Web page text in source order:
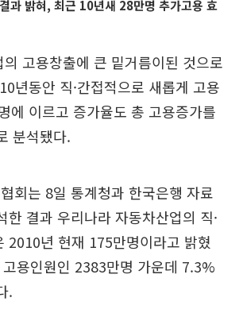
과 밝혀, 최근 10년새 28만명 추가고용 효
고용창출에 큰 밑거름이된 것으로
년동안 직·간접적으로 새롭게 고용
에 이르고 증가율도 총 고용증가를
분석됐다.
회는 8일 통계청과 한국은행 자료
한 결과 우리나라 자동차산업의 직·
2010년 현재 175만명이라고 밝혔
용인원인 2383만명 가운데 7.3%
.